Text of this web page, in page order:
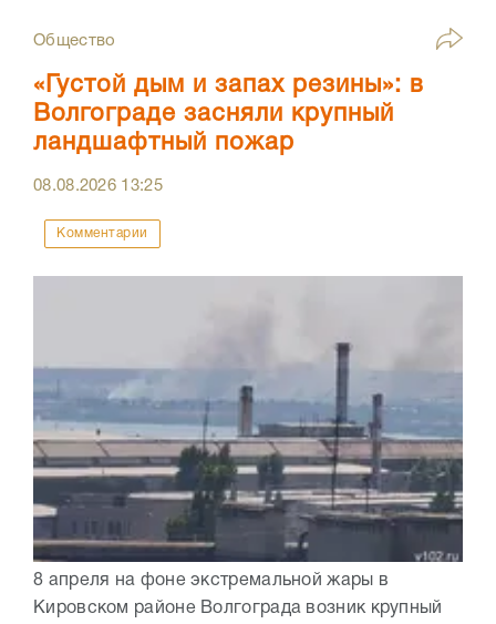
Общество
«Густой дым и запах резины»: в
Волгограде засняли крупный
ландшафтный пожар
08.08.2026 13:25
Комментарии
8 апреля на фоне экстремальной жары в
Кировском районе Волгограда возник крупный